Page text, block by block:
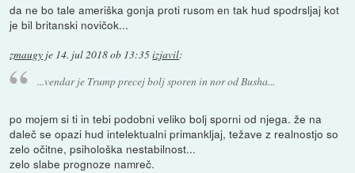
da ne bo tale ameriška gonja proti rusom en tak hud spodrsljaj kot
je bil britanski novičok...
zmaugy je 14. jul 2018 ob 13:35izjavil:
...vendar je Trump precej bolj sporen in nor od Busha...
po mojem si ti in tebi podobni veliko bolj sporni od njega. že na
daleč se opazi hud intelektualni primankljaj, težave z realnostjo so
zelo očitne, psihološka nestabilnost...
zelo slabe prognoze namreč.